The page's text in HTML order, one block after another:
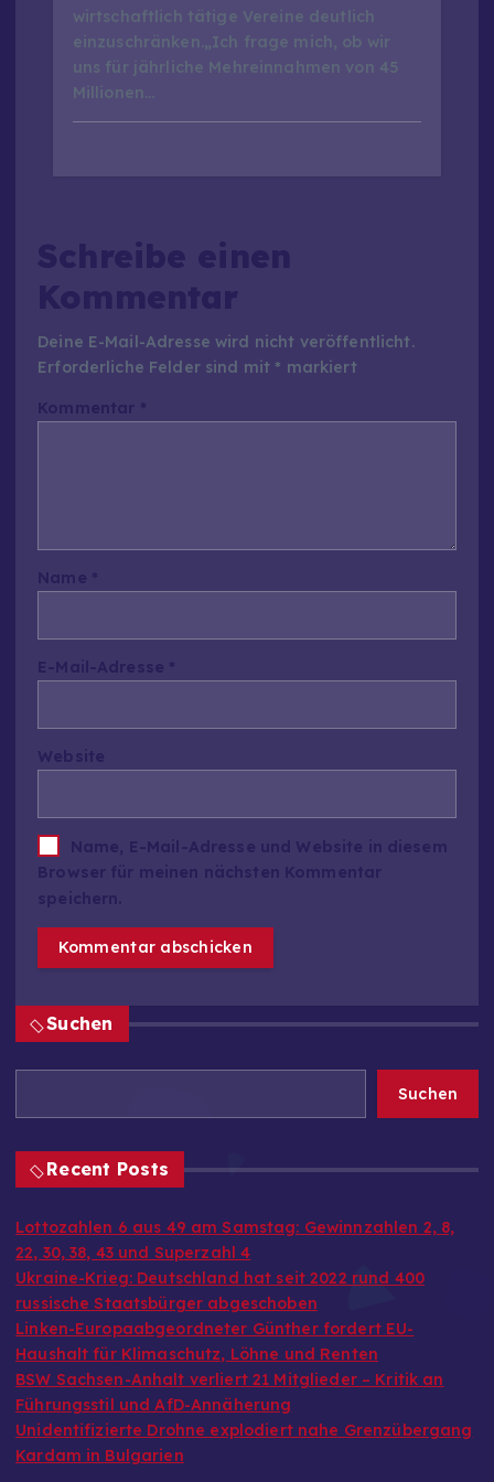
wirtschaftlich tätige Vereine deutlich
einzuschränken.„Ich frage mich, ob wir
uns für jährliche Mehreinnahmen von 45
Millionen…
Deine E-Mail-Adresse wird nicht veröffentlicht.
Erforderliche Felder sind mit * markiert
Suchen
Suchen
Recent Posts
Lottozahlen 6 aus 49 am Samstag: Gewinnzahlen 2, 8,
22, 30, 38, 43 und Superzahl 4
Ukraine-Krieg: Deutschland hat seit 2022 rund 400
russische Staatsbürger abgeschoben
Linken-Europaabgeordneter Günther fordert EU-
Haushalt für Klimaschutz, Löhne und Renten
BSW Sachsen-Anhalt verliert 21 Mitglieder – Kritik an
Führungsstil und AfD-Annäherung
Unidentifizierte Drohne explodiert nahe Grenzübergang
Kardam in Bulgarien